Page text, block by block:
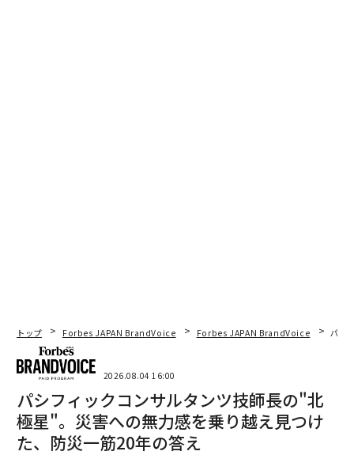
トップ Forbes JAPAN BrandVoice Forbes JAPAN BrandVoice パシ
2026.08.04 16:00
パシフィックコンサルタンツ技師長の"北
極星"。災害への無力感を乗り越え見つけ
た、防災一筋20年の答え